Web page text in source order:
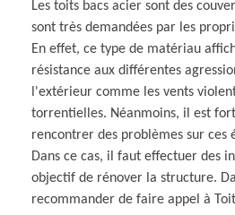
Les toits bacs acier sont des
sont très demandées par les
En effet, ce type de matériau
résistance aux différentes
l'extérieur comme les vents
torrentielles. Néanmoins, il est
rencontrer des problèmes sur ces
Dans ce cas, il faut effectuer des
objectif de rénover la structure.
recommander de faire appel à